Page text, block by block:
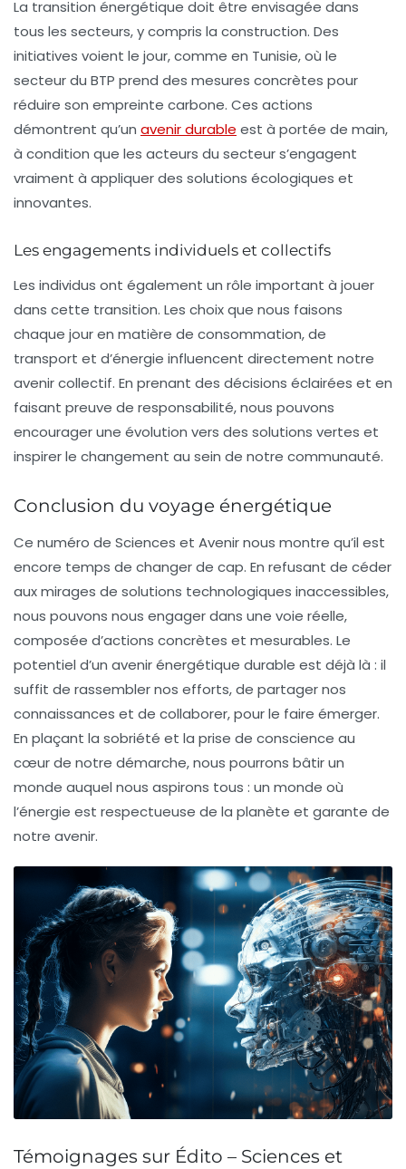
La transition énergétique doit être envisagée dans
tous les secteurs, y compris la construction. Des
initiatives voient le jour, comme en Tunisie, où le
secteur du BTP prend des mesures concrètes pour
réduire son empreinte carbone. Ces actions
démontrent qu’un avenir durable est à portée de main,
à condition que les acteurs du secteur s’engagent
vraiment à appliquer des solutions écologiques et
innovantes.
Les engagements individuels et collectifs
Les individus ont également un rôle important à jouer
dans cette transition. Les choix que nous faisons
chaque jour en matière de consommation, de
transport et d’énergie influencent directement notre
avenir collectif. En prenant des décisions éclairées et en
faisant preuve de responsabilité, nous pouvons
encourager une évolution vers des solutions vertes et
inspirer le changement au sein de notre communauté.
Conclusion du voyage énergétique
Ce numéro de Sciences et Avenirnous montre qu’il est
encore temps de changer de cap. En refusant de céder
aux mirages de solutions technologiques inaccessibles,
nous pouvons nous engager dans une voie réelle,
composée d’actions concrètes et mesurables. Le
potentiel d’un avenir énergétique durable est déjà là : il
suffit de rassembler nos efforts, de partager nos
connaissances et de collaborer, pour le faire émerger.
En plaçant la sobriété et la prise de conscience au
cœur de notre démarche, nous pourrons bâtir un
monde auquel nous aspirons tous : un monde où
l’énergie est respectueuse de la planète et garante de
notre avenir.
Témoignages sur Édito – Sciences et